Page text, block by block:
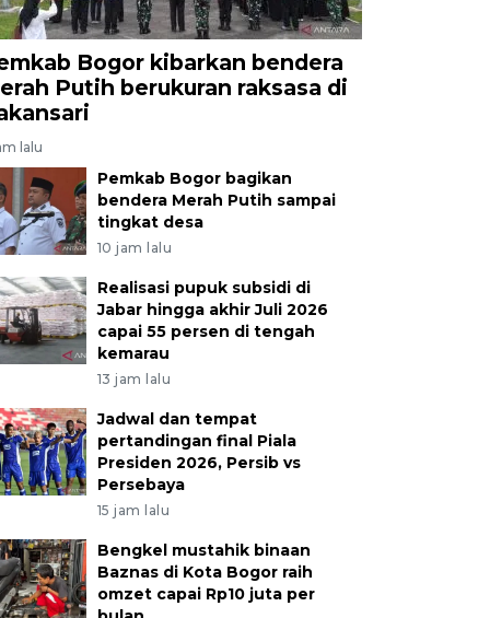
Bogor kibarkan bendera
Putih berukuran raksasa di
lalu
Pemkab Bogor bagikan
bendera Merah Putih sampai
tingkat desa
10 jam lalu
Realisasi pupuk subsidi di
Jabar hingga akhir Juli 2026
capai 55 persen di tengah
kemarau
13 jam lalu
Jadwal dan tempat
pertandingan final Piala
Presiden 2026, Persib vs
Persebaya
15 jam lalu
Bengkel mustahik binaan
Baznas di Kota Bogor raih
omzet capai Rp10 juta per